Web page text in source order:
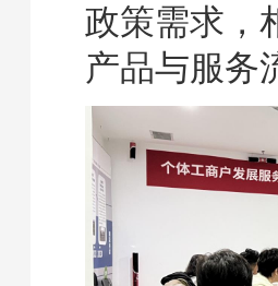
政策需求，
产品与服务